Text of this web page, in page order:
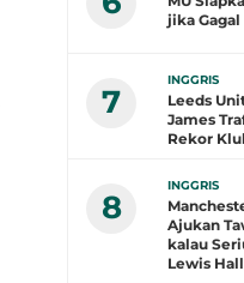
jika
7
INGGRIS
Leeds
James
Rekor
8
INGGRIS
Ajukan
kalau
Lewis Hall